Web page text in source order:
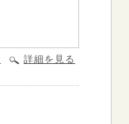
詳細を見る